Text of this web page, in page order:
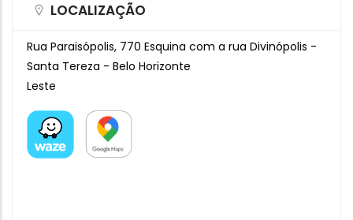
LOCALIZAÇÃO
Rua Paraisópolis, 770 Esquina com a rua Divinópolis -
Santa Tereza - Belo Horizonte
Leste